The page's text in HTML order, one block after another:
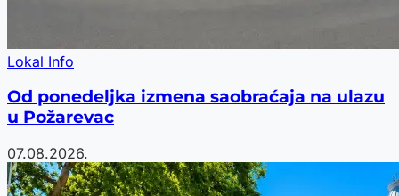
Lokal Info
Od ponedeljka izmena saobraćaja na ulazu
u Požarevac
07.08.2026.